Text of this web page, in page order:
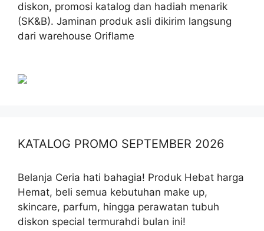
diskon, promosi katalog dan hadiah menarik
(SK&B). Jaminan produk asli dikirim langsung
dari warehouse Oriflame
KATALOG PROMO SEPTEMBER 2026
Belanja Ceria hati bahagia! Produk Hebat harga
Hemat, beli semua kebutuhan make up,
skincare, parfum, hingga perawatan tubuh
diskon special termurahdi bulan ini!